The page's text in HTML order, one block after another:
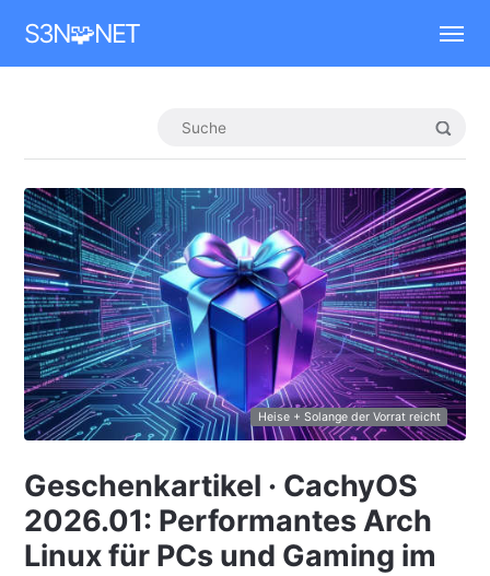
S3N🧩NET
Heise + Solange der Vorrat reicht
Geschenkartikel · CachyOS
2026.01: Performantes Arch
Linux für PCs und Gaming im